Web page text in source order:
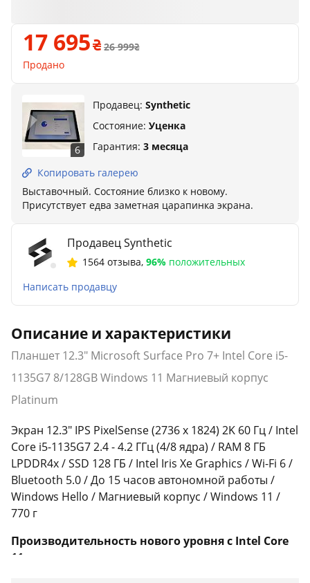
17 695
26 999
Продано
6
Продавец: Synthetic
Состояние: Уценка
Гарантия: 3 месяца
Копировать галерею
Выставочный. Состояние близко к новому.
Присутствует едва заметная царапинка экрана.
Продавец Synthetic
1564 отзыва, 96% положительных
Написать продавцу
Описание и характеристики
Планшет 12.3" Microsoft Surface Pro 7+ Intel Core i5-
1135G7 8/128GB Windows 11 Магниевый корпус
Platinum
Экран 12.3" IPS PixelSense (2736 x 1824) 2K 60 Гц / Intel
Core i5-1135G7 2.4 - 4.2 ГГц (4/8 ядра) / RAM 8 ГБ
LPDDR4x / SSD 128 ГБ / Intel Iris Xe Graphics / Wi-Fi 6 /
Bluetooth 5.0 / До 15 часов автономной работы /
Windows Hello / Магниевый корпус / Windows 11 /
770 г
Производительность нового уровня с Intel Core
11-го поколения